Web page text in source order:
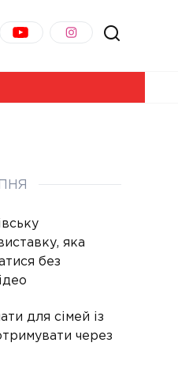
яка
без
для сімей із
через